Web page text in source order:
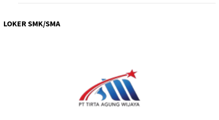
LOKER SMK/SMA